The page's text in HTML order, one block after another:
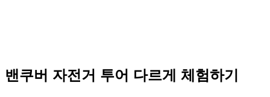
밴쿠버 자전거 투어 다르게 체험하기